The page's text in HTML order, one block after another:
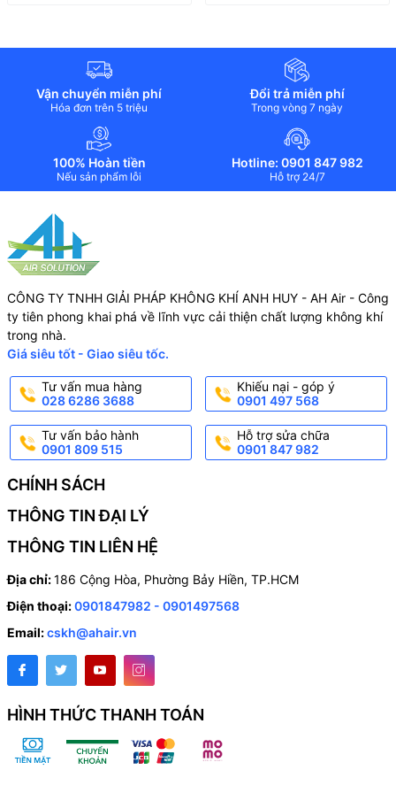
KÍCH THƯỚC TỔNG THỂ
Vận chuyển miễn phí
Hóa đơn trên 5 triệu
Đổi trả miễn phí
Trong vòng 7 ngày
100% Hoàn tiền
Nếu sản phẩm lỗi
Hotline: 0901 847 982
Hỗ trợ 24/7
CÔNG TY TNHH GIẢI PHÁP KHÔNG KHÍ ANH HUY - AH Air - Công
ty tiên phong khai phá về lĩnh vực cải thiện chất lượng không khí
trong nhà.
Giá siêu tốt - Giao siêu tốc.
Tư vấn mua hàng
028 6286 3688
Khiếu nại - góp ý
0901 497 568
Tư vấn bảo hành
0901 809 515
Hỗ trợ sửa chữa
0901 847 982
CHÍNH SÁCH
THÔNG TIN ĐẠI LÝ
THÔNG TIN LIÊN HỆ
Địa chỉ:186 Cộng Hòa, Phường Bảy Hiền, TP.HCM
Điện thoại:0901847982 - 0901497568
Email:cskh@ahair.vn
HÌNH THỨC THANH TOÁN